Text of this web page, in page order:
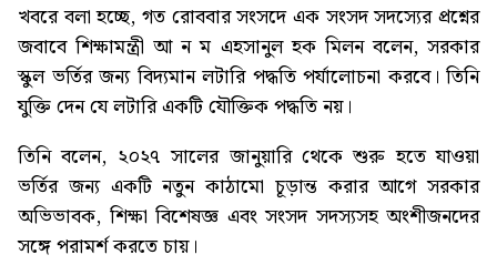
খবরে বলা হচ্ছে, গত রোববার সংসদে এক সংসদ সদস্যের প্রশ্নের
জবাবে শিক্ষামন্ত্রী আ ন ম এহসানুল হক মিলন বলেন, সরকার
স্কুল ভর্তির জন্য বিদ্যমান লটারি পদ্ধতি পর্যালোচনা করবে। তিনি
যুক্তি দেন যে লটারি একটি যৌক্তিক পদ্ধতি নয়।
তিনি বলেন, ২০২৭ সালের জানুয়ারি থেকে শুরু হতে যাওয়া
ভর্তির জন্য একটি নতুন কাঠামো চূড়ান্ত করার আগে সরকার
অভিভাবক, শিক্ষা বিশেষজ্ঞ এবং সংসদ সদস্যসহ অংশীজনদের
সঙ্গে পরামর্শ করতে চায়।